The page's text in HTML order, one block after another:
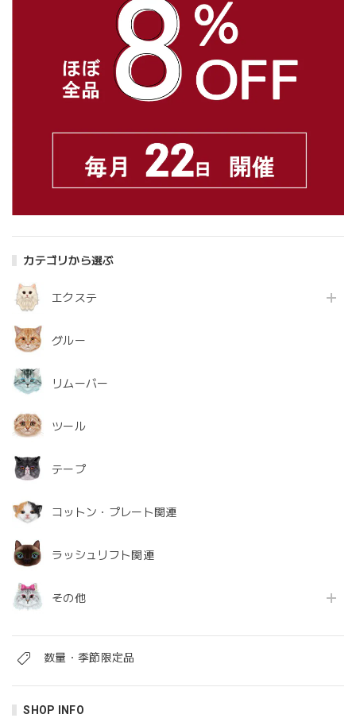
カテゴリから選ぶ
エクステ
グルー
リムーバー
ツール
テープ
コットン・プレート関連
ラッシュリフト関連
その他
数量・季節限定品
SHOP INFO